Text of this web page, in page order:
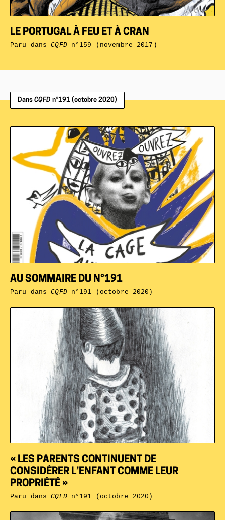
LE PORTUGAL À FEU ET À CRAN
Paru dansCQFDn°159 (novembre 2017)
Dans CQFD n°191 (octobre 2020)
« LES PARENTS CONTINUENT DE
CONSIDÉRER L’ENFANT COMME LEUR
PROPRIÉTÉ »
Paru dansCQFDn°191 (octobre 2020)
AU SOMMAIRE DU N°191
Paru dansCQFDn°191 (octobre 2020)